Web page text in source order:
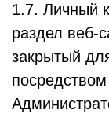
1.7. Личный
раздел веб-
закрытый